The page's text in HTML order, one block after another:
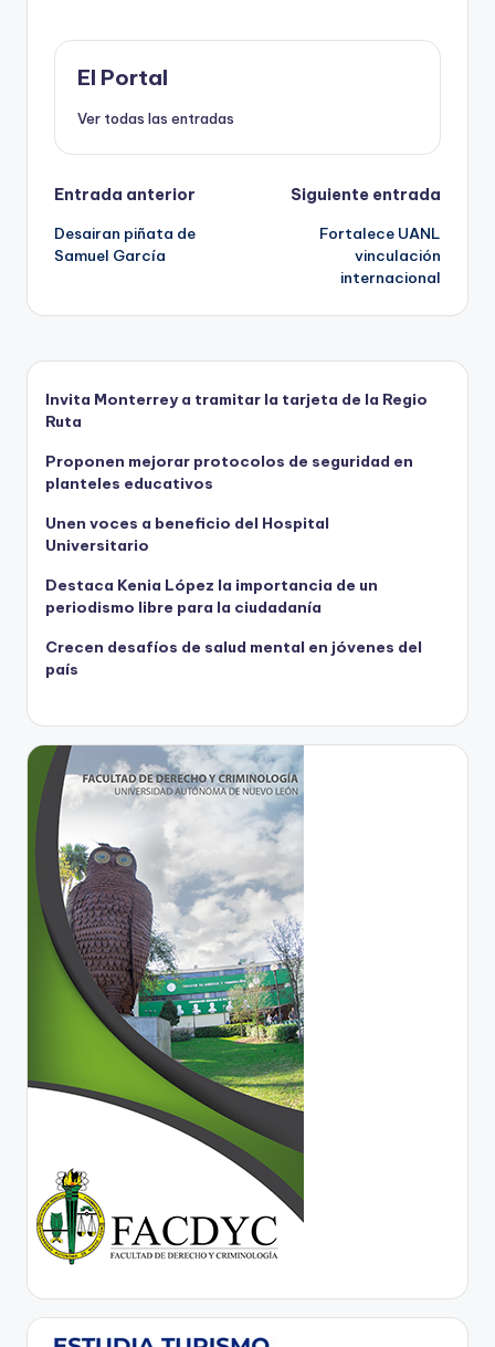
o
o
k
o
n
p ti
El Portal
Ver todas las entradas
Navegación
de
Entrada anterior
Desairan piñata de
Samuel García
Siguiente entrada
Fortalece UANL
vinculación
internacional
Invita Monterrey a tramitar la tarjeta de la Regio
Ruta
Proponen mejorar protocolos de seguridad en
planteles educativos
Unen voces a beneficio del Hospital
Universitario
Destaca Kenia López la importancia de un
periodismo libre para la ciudadanía
Crecen desafíos de salud mental en jóvenes del
país